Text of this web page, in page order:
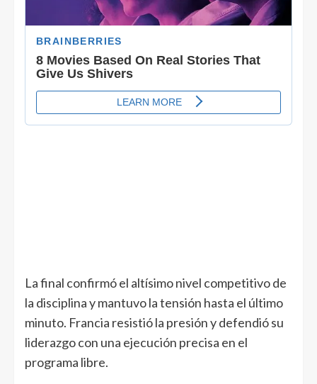
La final confirmó el altísimo nivel competitivo de
la disciplina y mantuvo la tensión hasta el último
minuto. Francia resistió la presión y defendió su
liderazgo con una ejecución precisa en el
programa libre.